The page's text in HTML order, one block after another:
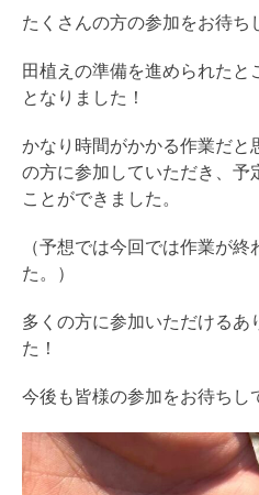
たくさんの方の参加をお待ち
田植えの準備を進められたと
となりました！
かなり時間がかかる作業だと
の方に参加していただき、予
ことができました。
（予想では今回では作業が
た。）
多くの方に参加いただけるあ
た！
今後も皆様の参加をお待ちし